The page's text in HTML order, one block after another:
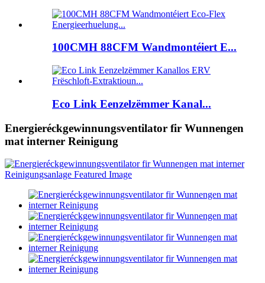
100CMH 88CFM Wandmontéiert E...
Eco Link Eenzelzëmmer Kanal...
Energieréckgewinnungsventilator fir Wunnengen
mat interner Reinigung